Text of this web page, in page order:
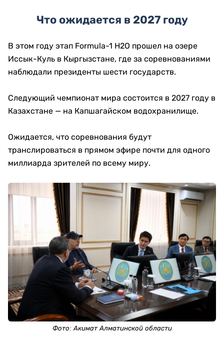
Что ожидается в 2027 году
В этом году этап Formula-1 H2O прошел на озере
Иссык-Куль в Кыргызстане, где за соревнованиями
наблюдали президенты шести государств.
Следующий чемпионат мира состоится в 2027 году в
Казахстане — на Капшагайском водохранилище.
Ожидается, что соревнования будут
транслироваться в прямом эфире почти для одного
миллиарда зрителей по всему миру.
Фото:Акимат Алматинской области